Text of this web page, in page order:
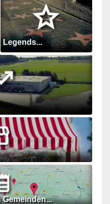
Legends...